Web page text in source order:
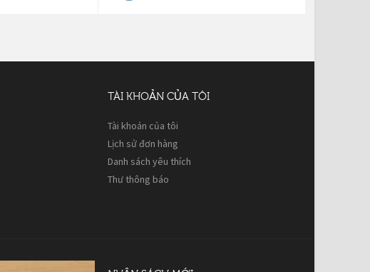
TÀI KHOẢN CỦA TÔI
Tài khoản của tôi
Lịch sử đơn hàng
Danh sách yêu thích
Thư thông báo